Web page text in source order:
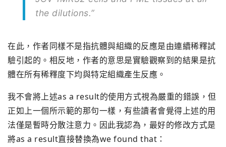
the dilutions.”
在此，作者同樣不是指抗體與組織的反應是由連續稀釋試
驗引起的。相反地，作者的意思是實驗觀察到的結果是抗
體在所有稀釋度下均與特定組織產生反應。
我不會將上述as a result的使用方式視為嚴重的錯誤，但
正如上一個所示範的那句一樣，有些讀者會覺得上述的用
法僅是暫時分散注意力。因此我認為，最好的修改方式是
將as a result直接替換為we found that：